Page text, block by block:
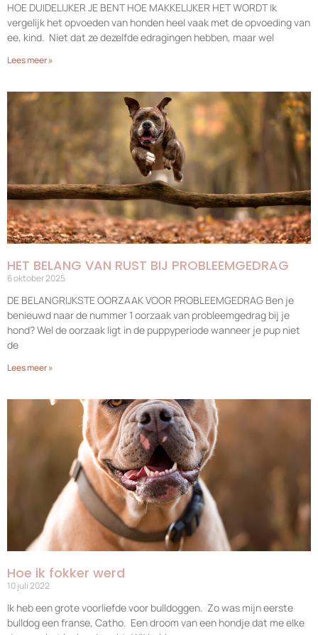
HOE DUIDELIJKER JE BENT HOE MAKKELIJKER HET WORDT Ik
vergelijk het opvoeden van honden heel vaak met de opvoeding van
ee, kind. Niet dat ze dezelfde edragingen hebben, maar wel
Lees meer »
HET BELANG VAN RUST BIJ PROBLEEMGEDRAG
6 oktober 2025
DE BELANGRIJKSTE OORZAAK VOOR PROBLEEMGEDRAG Ben je
benieuwd naar de nummer 1 oorzaak van probleemgedrag bij je
hond? Wel de oorzaak ligt in de puppyperiode wanneer je pup niet
de
Lees meer »
Hoe ik fokker werd
10 juli 2022
Ik heb een grote voorliefde voor bulldoggen. Zo was mijn eerste
bulldog een franse, Catho. Een droom van een hondje dat me elke